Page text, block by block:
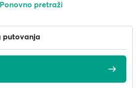
Ponovno pretraži
putovanja